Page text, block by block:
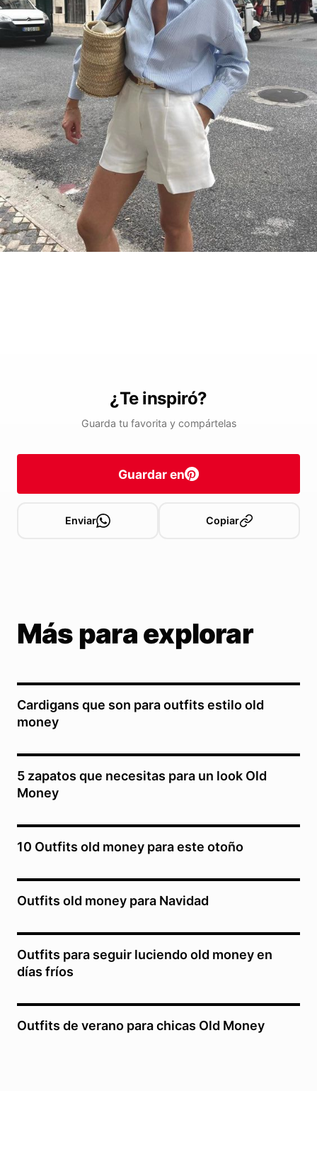
¿Te inspiró?
Guarda tu favorita y compártelas
Guardar en
Enviar Copiar
Más para explorar
Cardigans que son para outfits estilo old
money
5 zapatos que necesitas para un look Old
Money
10 Outfits old money para este otoño
Outfits old money para Navidad
Outfits para seguir luciendo old money en
días fríos
Outfits de verano para chicas Old Money